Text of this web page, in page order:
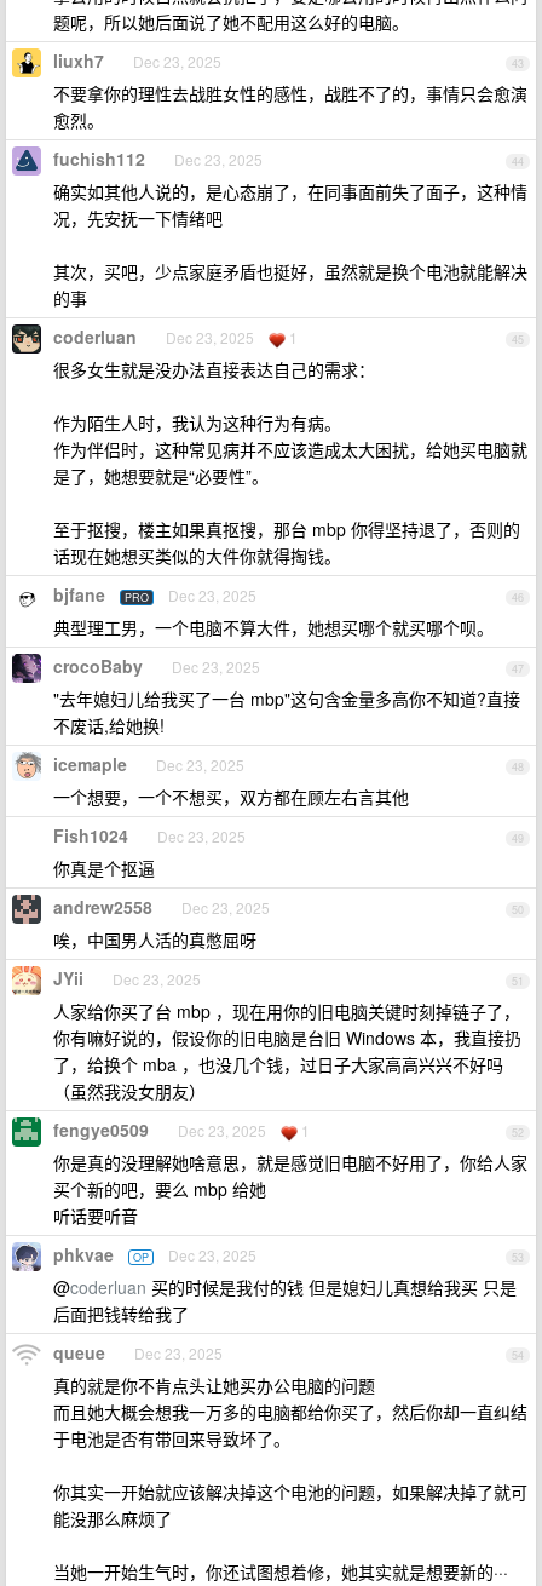
题呢，所以她后面说了她不配用这么好的电脑。
43
liuxh7 Dec 23, 2025
不要拿你的理性去战胜女性的感性，战胜不了的，事情只会愈演
愈烈。
44
fuchish112 Dec 23, 2025
确实如其他人说的，是心态崩了，在同事面前失了面子，这种情
况，先安抚一下情绪吧
其次，买吧，少点家庭矛盾也挺好，虽然就是换个电池就能解决
的事
45
coderluan Dec 23, 2025 1
很多女生就是没办法直接表达自己的需求：
作为陌生人时，我认为这种行为有病。
作为伴侣时，这种常见病并不应该造成太大困扰，给她买电脑就
是了，她想要就是“必要性”。
至于抠搜，楼主如果真抠搜，那台 mbp 你得坚持退了，否则的
话现在她想买类似的大件你就得掏钱。
46
bjfane PRO Dec 23, 2025
典型理工男，一个电脑不算大件，她想买哪个就买哪个呗。
47
crocoBaby Dec 23, 2025
"去年媳妇儿给我买了一台 mbp"这句含金量多高你不知道?直接
不废话,给她换!
48
icemaple Dec 23, 2025
一个想要，一个不想买，双方都在顾左右言其他
49
Fish1024 Dec 23, 2025
你真是个抠逼
50
andrew2558 Dec 23, 2025
唉，中国男人活的真憋屈呀
51
JYii Dec 23, 2025
人家给你买了台 mbp ，现在用你的旧电脑关键时刻掉链子了，
你有嘛好说的，假设你的旧电脑是台旧 Windows 本，我直接扔
了，给换个 mba ，也没几个钱，过日子大家高高兴兴不好吗
（虽然我没女朋友）
52
fengye0509 Dec 23, 2025 1
你是真的没理解她啥意思，就是感觉旧电脑不好用了，你给人家
买个新的吧，要么 mbp 给她
听话要听音
53
phkvae OP Dec 23, 2025
@coderluan 买的时候是我付的钱 但是媳妇儿真想给我买 只是
后面把钱转给我了
54
queue Dec 23, 2025
真的就是你不肯点头让她买办公电脑的问题
而且她大概会想我一万多的电脑都给你买了，然后你却一直纠结
于电池是否有带回来导致坏了。
你其实一开始就应该解决掉这个电池的问题，如果解决掉了就可
能没那么麻烦了
当她一开始生气时，你还试图想着修，她其实就是想要新的···